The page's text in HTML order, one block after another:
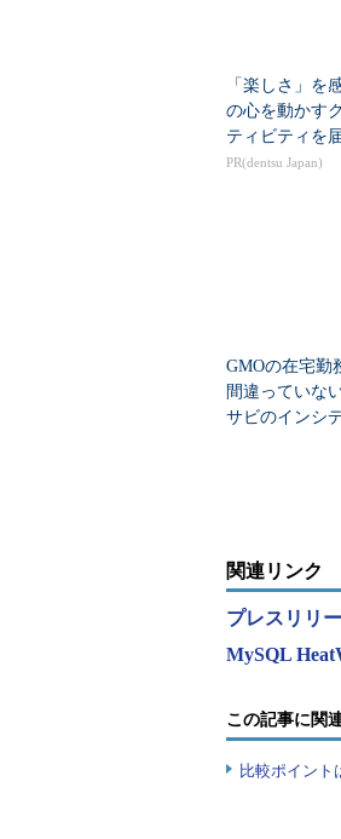
「楽しさ」を
の心を動かす
ティビティを
PR(dentsu Japan)
GMOの在宅勤
間違っていな
サビのインシ
関連リンク
プレスリリ
MySQL
この記事に関
比較ポイン